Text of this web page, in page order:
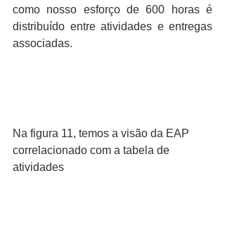
como nosso esforço de 600 horas é
distribuído entre atividades e entregas
associadas.
Na figura 11, temos a visão da EAP
correlacionado com a tabela de
atividades